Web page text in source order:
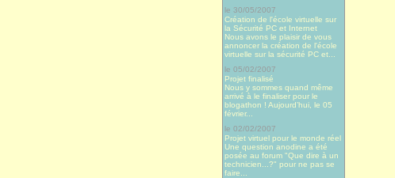
le 30/05/2007
Création de l'école virtuelle sur
la Sécurité PC et Internet
Nous avons le plaisir de vous
annoncer la création de l'école
virtuelle sur la sécurité PC et...
le 05/02/2007
Projet finalisé
Nous y sommes quand même
arrivé à le finaliser pour le
blogathon ! Aujourd’hui, le 05
février...
le 02/02/2007
Projet virtuel pour le monde réel
Une question anodine a été
posée au forum "Que dire à un
technicien...?" pour ne pas se
faire...